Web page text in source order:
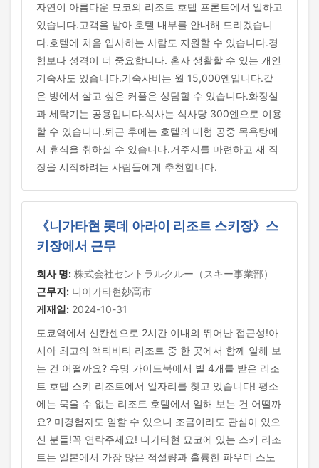
자연이 아름다운 묘코의 리조트 호텔 프론트에서 일하고
있습니다.고객을 받아 호텔 내부를 안내해 드리겠습니
다.호텔에 처음 입사하는 사람도 지원할 수 있습니다.경
험보다 성격이 더 중요합니다. 혼자 생활할 수 있는 개인
기숙사도 있습니다.기숙사비는 월 15,000엔입니다.같
은 방에서 살고 싶은 커플은 상담할 수 있습니다.화장실
과 세탁기는 공용입니다.식사는 식사당 300엔으로 이용
할 수 있습니다.퇴근 후에는 호텔의 대형 공중 목욕탕에
서 휴식을 취하실 수 있습니다.거주지를 마련하고 새 직
장을 시작하려는 사람들에게 추천합니다.
《니가타현 롯데 아라이 리조트 스키장》스
키장에서 근무
회사 명: 株式会社セントラルクルー（スキー事業部）
근무지: 니이가타현妙高市
게재일: 2024-10-31
도쿄역에서 신칸센으로 2시간 이내의 뛰어난 접근성!아
시아 최고의 액티비티 리조트 중 한 곳에서 함께 일해 보
는 건 어떨까요? 유명 가이드북에서 별 4개를 받은 리조
트 호텔 스키 리조트에서 일자리를 찾고 있습니다! 평소
에는 묵을 수 없는 리조트 호텔에서 일해 보는 건 어떨까
요? 미경험자도 일할 수 있으니 조금이라도 관심이 있으
신 분들!꼭 연락주세요! 니가타현 묘코에 있는 스키 리조
트는 일본에서 가장 많은 적설량과 훌륭한 파우더 스노